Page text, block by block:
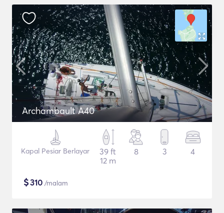
Archambault A40
Kapal Pesiar Berlayar
39 ft
12 m
8 3 4
$310 /malam